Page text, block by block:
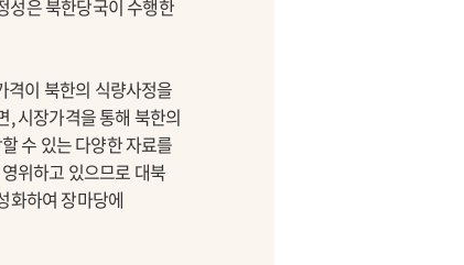
성은 북한당국이 수행한
격이 북한의 식량사정을
, 시장가격을 통해 북한의
수 있는 다양한 자료를
위하고 있으므로 대북
화하여 장마당에